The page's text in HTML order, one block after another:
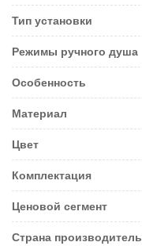
Тип установки
Режимы ручного душа
Особенность
Материал
Цвет
Комплектация
Ценовой сегмент
Страна производитель